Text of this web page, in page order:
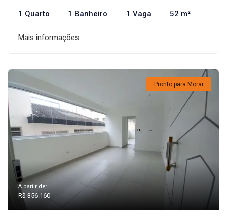
1 Quarto 1 Banheiro 1 Vaga 52 m²
Mais informações
Pronto para Morar
A partir de:
R$ 356.160